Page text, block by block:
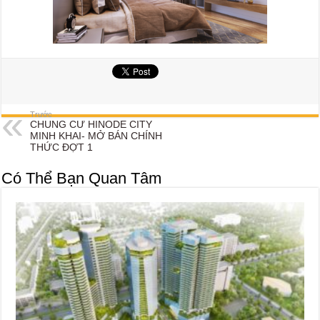
Trước
CHUNG CƯ HINODE CITY
MINH KHAI- MỞ BÁN CHÍNH
THỨC ĐỢT 1
Có Thể Bạn Quan Tâm